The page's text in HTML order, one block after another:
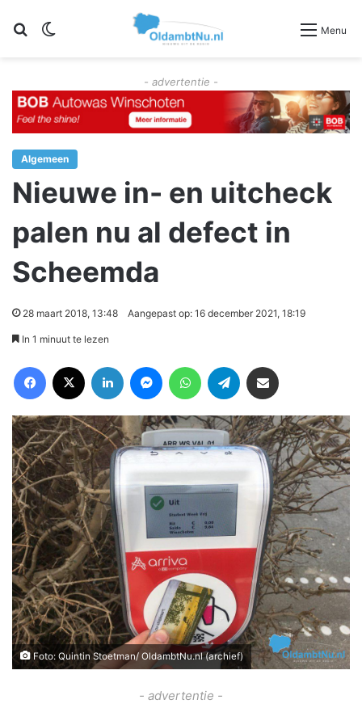
Zoeken Menu
- advertentie -
Algemeen
Nieuwe in- en uitcheck
palen nu al defect in
Scheemda
28 maart 2018, 13:48 Aangepast op: 16 december 2021, 18:19
In 1 minuut te lezen
Foto: Quintin Stoetman/ OldambtNu.nl (archief)
- advertentie -